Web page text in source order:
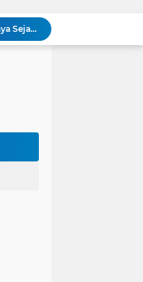
Studi Ungkap Hampir 270 Ribu Warga Israel Tinggalkan Negaranya Sejak 2023, Akademisi Sebut Situasi Mengkhawatirkan
Bank Dunia: 48 Persen UMKM Batasi Penggunaan QRIS karena Khawatir Dipantau Pajak
Barcelona Tikung Real Madrid, Rodri Dikabarkan Pilih Berlabuh ke Camp Nou